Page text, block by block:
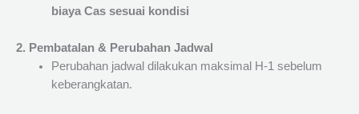
biaya Cas sesuai kondisi
2. Pembatalan & Perubahan Jadwal
Perubahan jadwal dilakukan maksimal H-1 sebelum
keberangkatan.